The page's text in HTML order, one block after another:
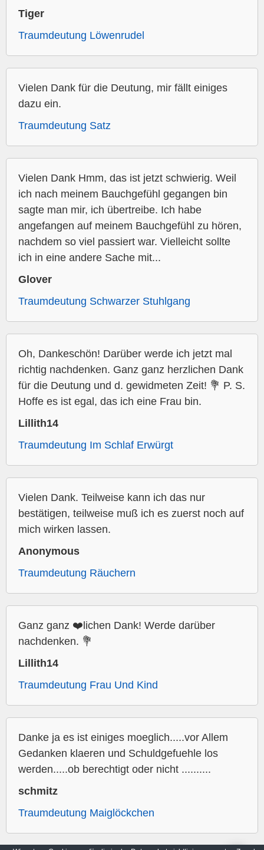
Tiger
Traumdeutung Löwenrudel
Vielen Dank für die Deutung, mir fällt einiges
dazu ein.
Traumdeutung Satz
Vielen Dank Hmm, das ist jetzt schwierig. Weil
ich nach meinem Bauchgefühl gegangen bin
sagte man mir, ich übertreibe. Ich habe
angefangen auf meinem Bauchgefühl zu hören,
nachdem so viel passiert war. Vielleicht sollte
ich in eine andere Sache mit...
Glover
Traumdeutung Schwarzer Stuhlgang
Oh, Dankeschön! Darüber werde ich jetzt mal
richtig nachdenken. Ganz ganz herzlichen Dank
für die Deutung und d. gewidmeten Zeit! 💐 P. S.
Hoffe es ist egal, das ich eine Frau bin.
Lillith14
Traumdeutung Im Schlaf Erwürgt
Vielen Dank. Teilweise kann ich das nur
bestätigen, teilweise muß ich es zuerst noch auf
mich wirken lassen.
Anonymous
Traumdeutung Räuchern
Ganz ganz ❤️lichen Dank! Werde darüber
nachdenken. 💐
Lillith14
Traumdeutung Frau Und Kind
Danke ja es ist einiges moeglich.....vor Allem
Gedanken klaeren und Schuldgefuehle los
werden.....ob berechtigt oder nicht ..........
schmitz
Traumdeutung Maiglöckchen